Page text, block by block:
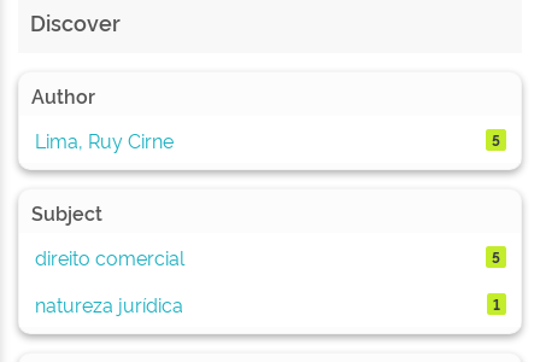
Discover
Author
Lima, Ruy Cirne
5
Subject
direito comercial
5
natureza jurídica 1